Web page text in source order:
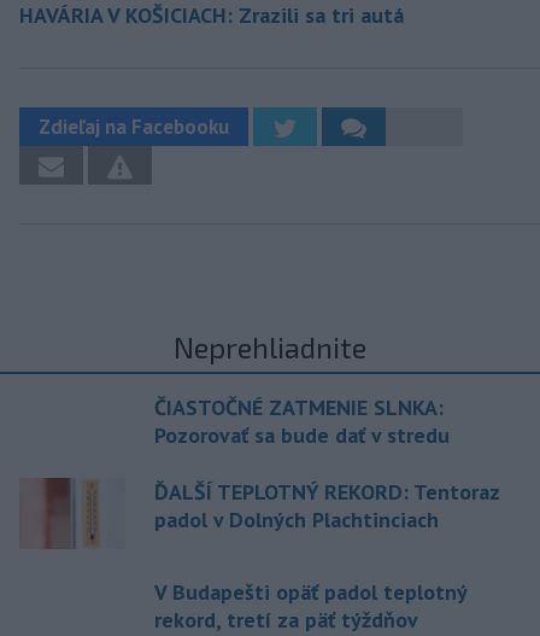
HAVÁRIA V KOŠICIACH: Zrazili sa tri autá
Zdieľaj na Facebooku
Neprehliadnite
ČIASTOČNÉ ZATMENIE SLNKA:
Pozorovať sa bude dať v stredu
ĎALŠÍ TEPLOTNÝ REKORD: Tentoraz
padol v Dolných Plachtinciach
V Budapešti opäť padol teplotný
rekord, tretí za päť týždňov